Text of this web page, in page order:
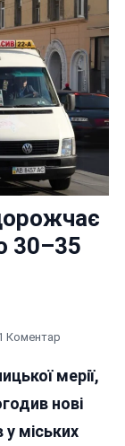
30–35
КоментарДо
Вінниці
З
Липня
мерії,
нові
міських